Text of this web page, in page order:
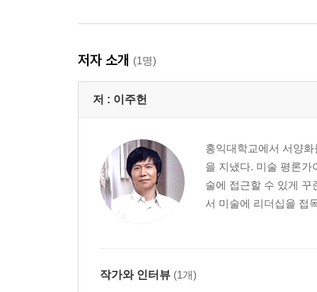
저자 소개 (1명)
저 : 이주헌
홍익대학교에서 서양
을 지냈다. 미술 평론
술에 접근할 수 있게
서 미술에 리더십을 접
작가와 인터뷰 (1개)